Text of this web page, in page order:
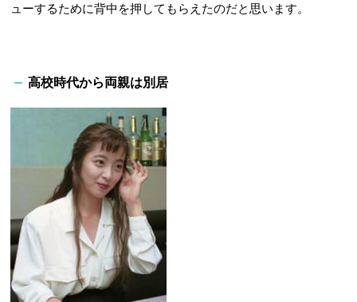
ューするために背中を押してもらえたのだと思います。
高校時代から両親は別居